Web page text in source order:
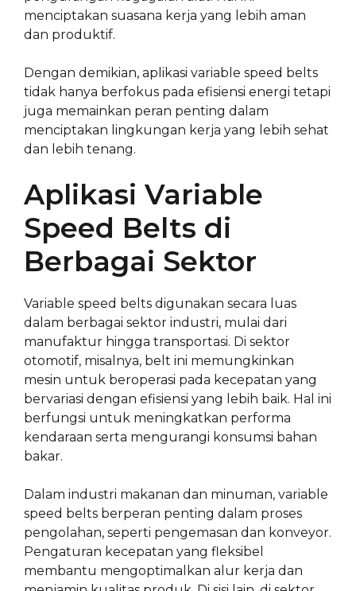
menciptakan suasana kerja yang lebih aman
dan produktif.
Dengan demikian, aplikasi variable speed belts
tidak hanya berfokus pada efisiensi energi tetapi
juga memainkan peran penting dalam
menciptakan lingkungan kerja yang lebih sehat
dan lebih tenang.
Aplikasi Variable
Speed Belts di
Berbagai Sektor
Variable speed belts digunakan secara luas
dalam berbagai sektor industri, mulai dari
manufaktur hingga transportasi. Di sektor
otomotif, misalnya, belt ini memungkinkan
mesin untuk beroperasi pada kecepatan yang
bervariasi dengan efisiensi yang lebih baik. Hal ini
berfungsi untuk meningkatkan performa
kendaraan serta mengurangi konsumsi bahan
bakar.
Dalam industri makanan dan minuman, variable
speed belts berperan penting dalam proses
pengolahan, seperti pengemasan dan konveyor.
Pengaturan kecepatan yang fleksibel
membantu mengoptimalkan alur kerja dan